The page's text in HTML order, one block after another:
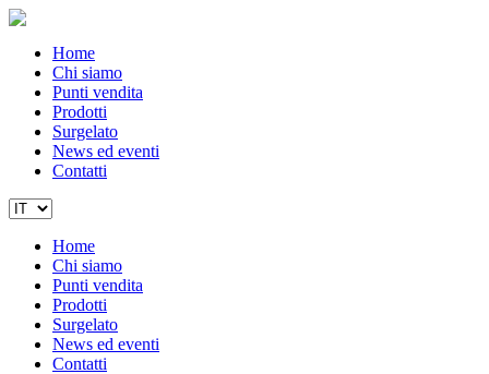
Home
Chi siamo
Punti vendita
Prodotti
Surgelato
News ed eventi
Contatti
Home
Chi siamo
Punti vendita
Prodotti
Surgelato
News ed eventi
Contatti